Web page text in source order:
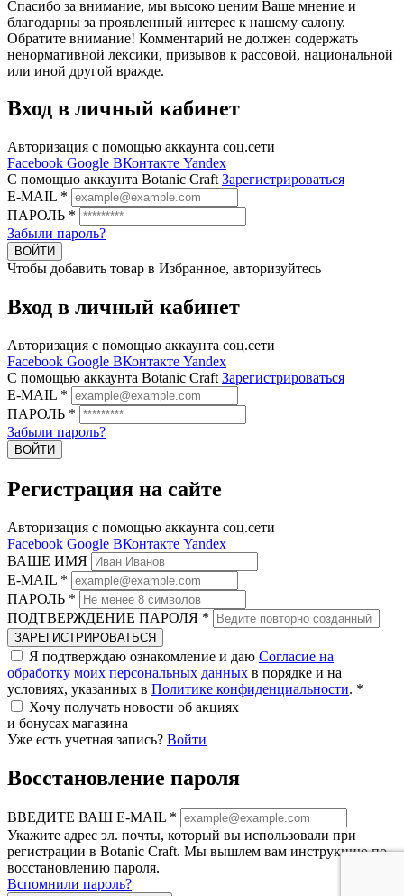
Cпасибо за внимание, мы высоко ценим Ваше мнение и
благодарны за проявленный интерес к нашему салону.
Обратите внимание! Комментарий не должен содержать
ненормативной лексики, призывов к рассовой, национальной
или иной другой вражде.
Вход в личный кабинет
Авторизация с помощью аккаунта соц.сети
Facebook Google ВКонтакте Yandex
C помощью аккаунта Botanic Craft Зарегистрироваться
E-MAIL *
ПАРОЛЬ *
Забыли пароль?
ВОЙТИ
Чтобы добавить товар в Избранное, авторизуйтесь
Вход в личный кабинет
Авторизация с помощью аккаунта соц.сети
Facebook Google ВКонтакте Yandex
C помощью аккаунта Botanic Craft Зарегистрироваться
E-MAIL *
ПАРОЛЬ *
Забыли пароль?
ВОЙТИ
Регистрация на сайте
Авторизация с помощью аккаунта соц.сети
Facebook Google ВКонтакте Yandex
ВАШЕ ИМЯ
E-MAIL *
ПАРОЛЬ *
ПОДТВЕРЖДЕНИЕ ПАРОЛЯ *
ЗАРЕГИСТРИРОВАТЬСЯ
Я подтверждаю ознакомление и даю Согласие на
обработку моих персональных данных в порядке и на
условиях, указанных в Политике конфиденциальности. *
Хочу получать новости об акциях
и бонусах магазина
Уже есть учетная запись? Войти
Восстановление пароля
ВВЕДИТЕ ВАШ E-MAIL *
Укажите адрес эл. почты, который вы использовали при
регистрации в Botanic Craft. Мы вышлем вам инструкцию по
восстановлению пароля.
Вспомнили пароль?